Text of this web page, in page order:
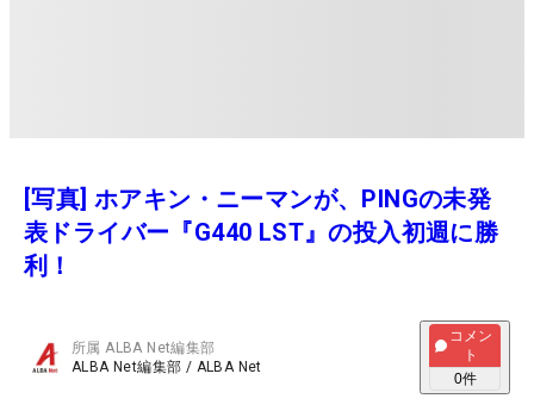
[写真] ホアキン・ニーマンが、PINGの未発
表ドライバー『G440 LST』の投入初週に勝
利！
所属ALBA Net編集部
ALBA Net編集部 / ALBA Net
コメン
ト
0件